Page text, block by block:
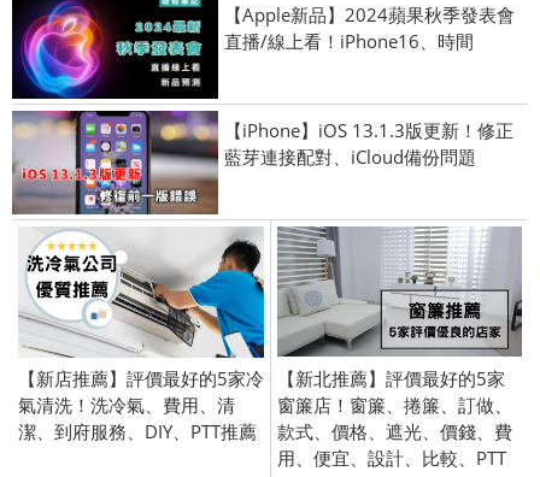
【Apple新品】2024蘋果秋季發表會
直播/線上看！iPhone16、時間
【iPhone】iOS 13.1.3版更新！修正
藍芽連接配對、iCloud備份問題
【新店推薦】評價最好的5家冷
氣清洗！洗冷氣、費用、清
潔、到府服務、DIY、PTT推薦
【新北推薦】評價最好的5家
窗簾店！窗簾、捲簾、訂做、
款式、價格、遮光、價錢、費
用、便宜、設計、比較、PTT